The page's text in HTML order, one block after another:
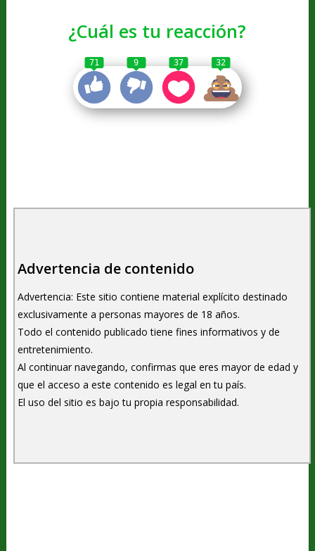
¿Cuál es tu reacción?
71 9 37 32
Advertencia de contenido
Advertencia: Este sitio contiene material explícito destinado
exclusivamente a personas mayores de 18 años.
Todo el contenido publicado tiene fines informativos y de
entretenimiento.
Al continuar navegando, confirmas que eres mayor de edad y
que el acceso a este contenido es legal en tu país.
El uso del sitio es bajo tu propia responsabilidad.